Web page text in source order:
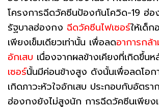
โครงการฉีดวัคซีนป้องกันโควิด-19 ฮ่อ
รัฐบาลฮ่องกง ฉีดวัคซีนไฟเซอร์ให้เด็ก
เพียงเข็มเดียวเท่านั้น เพื่อลดอาการกล้
อักเสบ เนื่องจากผลข้างเคียงที่เกิดขึ้น
เซอร์นั้นมีค่อนข้างสูง ดังนั้นเพื่อลดโอก
เกิดภาวะหัวใจอักเสบ ประกอบกับอัตรา
ฮ่องกงยังไม่สูงนัก การฉีดวัคซีนเพียง